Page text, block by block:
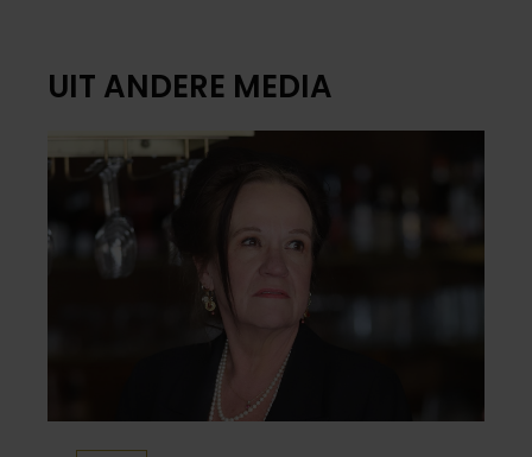
UIT ANDERE MEDIA